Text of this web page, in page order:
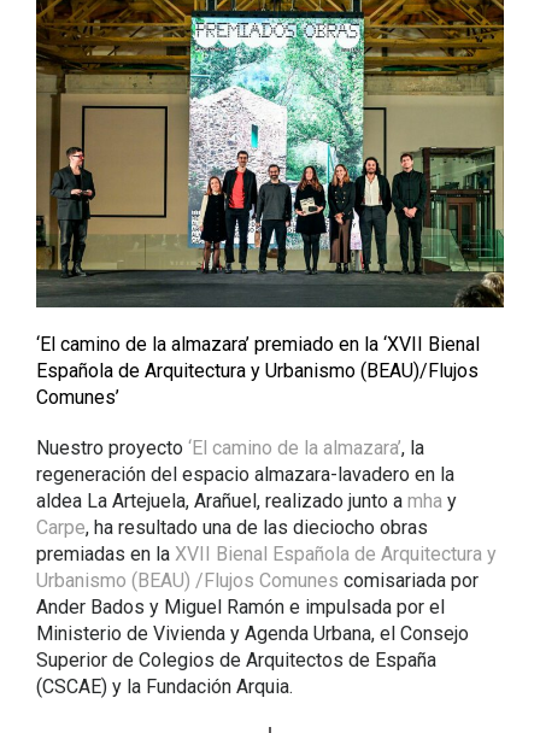
‘El camino de la almazara’ premiado en la ‘XVII Bienal
Española de Arquitectura y Urbanismo (BEAU)/Flujos
Comunes’
Nuestro proyecto ‘El camino de la almazara’, la
regeneración del espacio almazara-lavadero en la
aldea La Artejuela, Arañuel, realizado junto a mha y
Carpe, ha resultado una de las dieciocho obras
premiadas en la XVII Bienal Española de Arquitectura y
Urbanismo (BEAU) /Flujos Comunes comisariada por
Ander Bados y Miguel Ramón e impulsada por el
Ministerio de Vivienda y Agenda Urbana, el Consejo
Superior de Colegios de Arquitectos de España
(CSCAE) y la Fundación Arquia.